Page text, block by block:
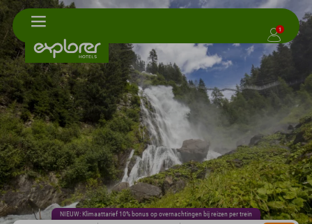
1
NIEUW: Klimaattarief 10% bonus op overnachtingen bij reizen per trein